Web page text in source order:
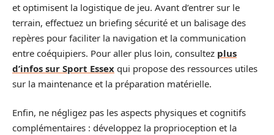
et optimisent la logistique de jeu. Avant d’entrer sur le
terrain, effectuez un briefing sécurité et un balisage des
repères pour faciliter la navigation et la communication
entre coéquipiers. Pour aller plus loin, consultez plus
d’infos sur Sport Essex qui propose des ressources utiles
sur la maintenance et la préparation matérielle.
Enfin, ne négligez pas les aspects physiques et cognitifs
complémentaires : développez la proprioception et la